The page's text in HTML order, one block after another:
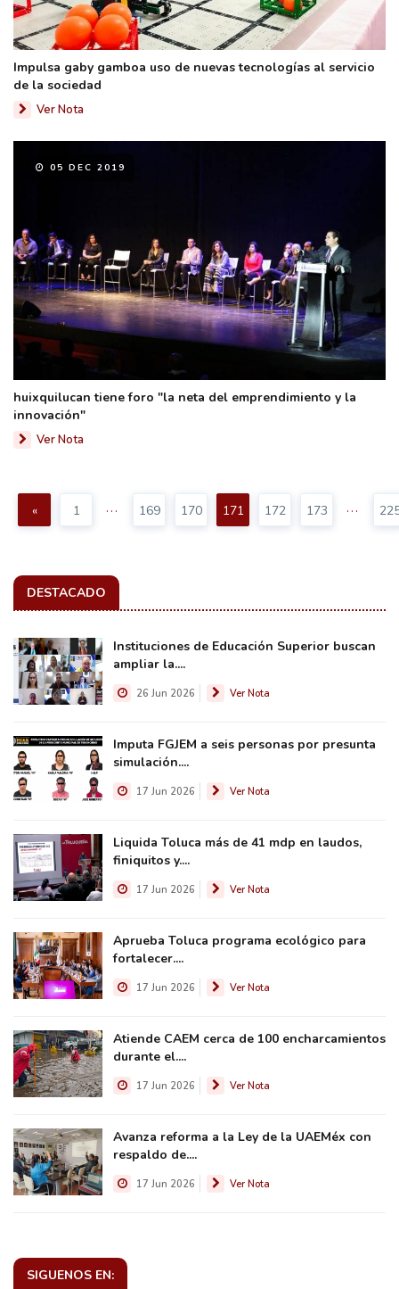
Impulsa gaby gamboa uso de nuevas tecnologías al servicio
de la sociedad
Ver Nota
05 DEC 2019
huixquilucan tiene foro "la neta del emprendimiento y la
innovación"
Ver Nota
« 1 ... 169 170 171 172 173 ...
DESTACADO
Instituciones de Educación Superior buscan
ampliar la....
26 Jun 2026 Ver Nota
Imputa FGJEM a seis personas por presunta
simulación....
17 Jun 2026 Ver Nota
Liquida Toluca más de 41 mdp en laudos,
finiquitos y....
17 Jun 2026 Ver Nota
Aprueba Toluca programa ecológico para
fortalecer....
17 Jun 2026 Ver Nota
Atiende CAEM cerca de 100 encharcamientos
durante el....
17 Jun 2026 Ver Nota
Avanza reforma a la Ley de la UAEMéx con
respaldo de....
17 Jun 2026 Ver Nota
SIGUENOS EN: